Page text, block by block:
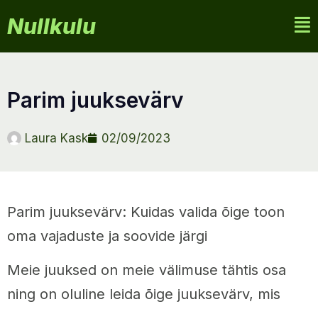
Nullkulu
parim juuksevärv
Laura Kask 02/09/2023
Parim juuksevärv: Kuidas valida õige toon
oma vajaduste ja soovide järgi
Meie juuksed on meie välimuse tähtis osa
ning on oluline leida õige juuksevärv, mis